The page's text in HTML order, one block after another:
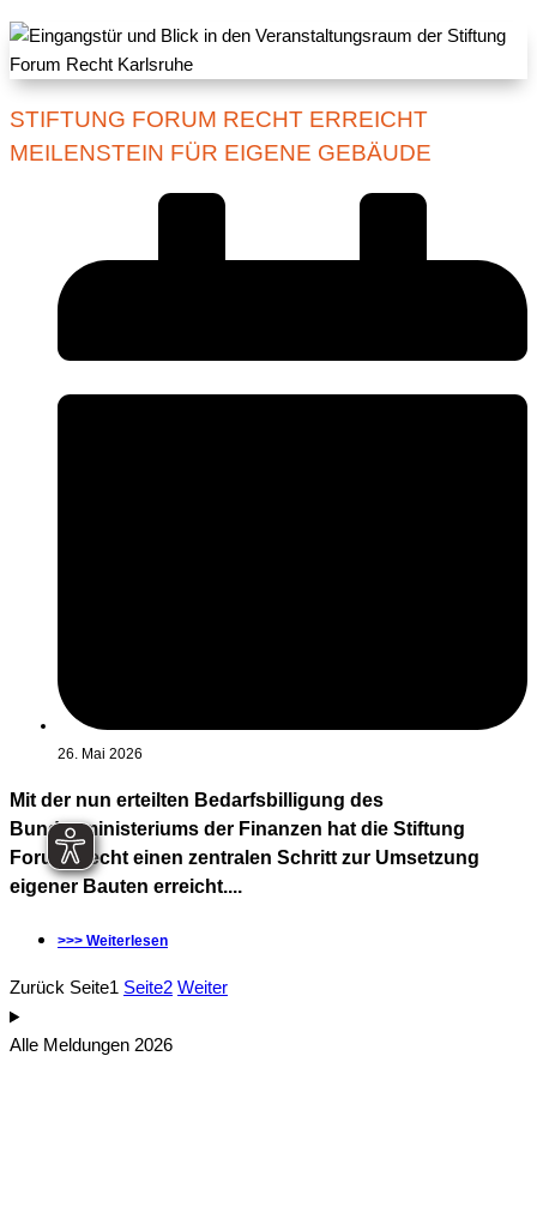
STIFTUNG FORUM RECHT ERREICHT
MEILENSTEIN FÜR EIGENE GEBÄUDE
26. Mai 2026
Mit der nun erteilten Bedarfsbilligung des
Bundesministeriums der Finanzen hat die Stiftung
Forum Recht einen zentralen Schritt zur Umsetzung
eigener Bauten erreicht....
>>> Weiterlesen
Zurück Seite1 Seite2 Weiter
Alle Meldungen 2026